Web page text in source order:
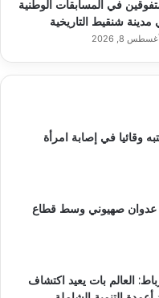
في المسابقات الوطنية
شنقيط التاريخية
8, 2026
وقائيا في إصابة امرأة
صهيوني وسط قطاع
العالم بات يعيد اكتشاف